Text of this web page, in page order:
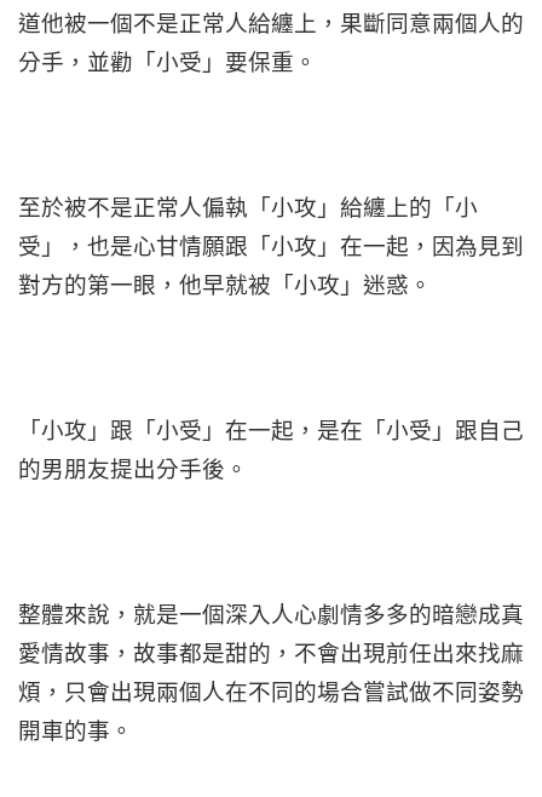
道他被一個不是正常人給纏上，果斷同意兩個人的
分手，並勸「小受」要保重。
至於被不是正常人偏執「小攻」給纏上的「小
受」，也是心甘情願跟「小攻」在一起，因為見到
對方的第一眼，他早就被「小攻」迷惑。
「小攻」跟「小受」在一起，是在「小受」跟自己
的男朋友提出分手後。
整體來說，就是一個深入人心劇情多多的暗戀成真
愛情故事，故事都是甜的，不會出現前任出來找麻
煩，只會出現兩個人在不同的場合嘗試做不同姿勢
開車的事。